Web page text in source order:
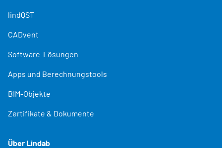
lindQST
CADvent
Software-Lösungen
Apps und Berechnungstools
BIM-Objekte
Zertifikate & Dokumente
Über Lindab